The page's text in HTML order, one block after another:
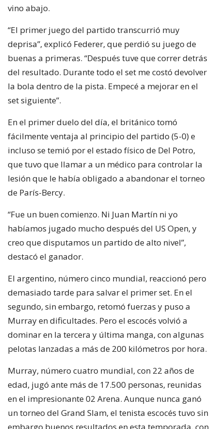
vino abajo.
“El primer juego del partido transcurrió muy
deprisa”, explicó Federer, que perdió su juego de
buenas a primeras. “Después tuve que correr detrás
del resultado. Durante todo el set me costó devolver
la bola dentro de la pista. Empecé a mejorar en el
set siguiente”.
En el primer duelo del día, el británico tomó
fácilmente ventaja al principio del partido (5-0) e
incluso se temió por el estado físico de Del Potro,
que tuvo que llamar a un médico para controlar la
lesión que le había obligado a abandonar el torneo
de París-Bercy.
“Fue un buen comienzo. Ni Juan Martín ni yo
habíamos jugado mucho después del US Open, y
creo que disputamos un partido de alto nivel”,
destacó el ganador.
El argentino, número cinco mundial, reaccionó pero
demasiado tarde para salvar el primer set. En el
segundo, sin embargo, retomó fuerzas y puso a
Murray en dificultades. Pero el escocés volvió a
dominar en la tercera y última manga, con algunas
pelotas lanzadas a más de 200 kilómetros por hora.
Murray, número cuatro mundial, con 22 años de
edad, jugó ante más de 17.500 personas, reunidas
en el impresionante 02 Arena. Aunque nunca ganó
un torneo del Grand Slam, el tenista escocés tuvo sin
embargo buenos resultados en esta temporada, con